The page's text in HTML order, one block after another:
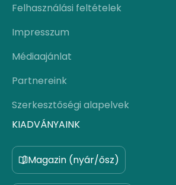
Felhasználási feltételek
Impresszum
Médiaajánlat
Partnereink
Szerkesztőségi alapelvek
KIADVÁNYAINK
Magazin (nyár/ősz)